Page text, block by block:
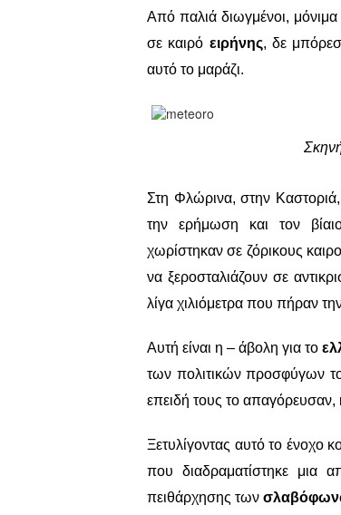
Από παλιά διωγμένοι, μόνιμα
σε καιρό ειρήνης, δε
αυτό το μαράζι.
Στη Φλώρινα, στην
την ερήμωση και τον
χωρίστηκαν σε ζόρικους
να ξεροσταλιάζουν σε
λίγα χιλιόμετρα που πήραν
Αυτή είναι η – άβολη για το
των πολιτικών προσφύγων
επειδή τους το
Ξετυλίγοντας αυτό το ένοχο
που διαδραματίστηκε μια
πειθάρχησης των